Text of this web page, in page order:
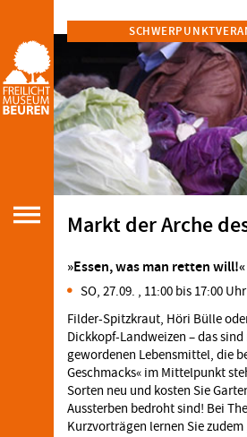
Markt der Arche
»Essen, was man retten will!«
SO, 27.09. , 11:00 bis 17:00 Uhr
Filder-Spitzkraut, Höri Bülle
Dickkopf-Landweizen – das
gewordenen Lebensmittel, die
Geschmacks« im Mittelpunkt
Sorten neu und kosten Sie
Aussterben bedroht sind! Bei
Kurzvorträgen lernen Sie